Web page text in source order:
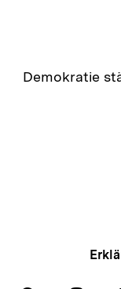
Zur
Demokratie